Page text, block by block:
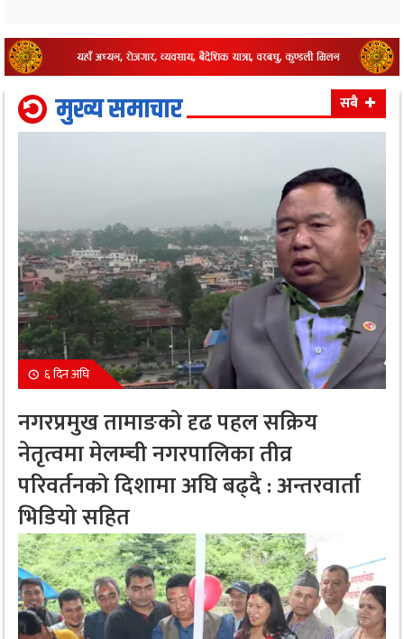
मुख्य समाचार सबै
६ दिन अघि
नगरप्रमुख तामाङको दृढ पहल सक्रिय
नेतृत्वमा मेलम्ची नगरपालिका तीव्र
परिवर्तनको दिशामा अघि बढ्दै : अन्तरवार्ता
भिडियो सहित